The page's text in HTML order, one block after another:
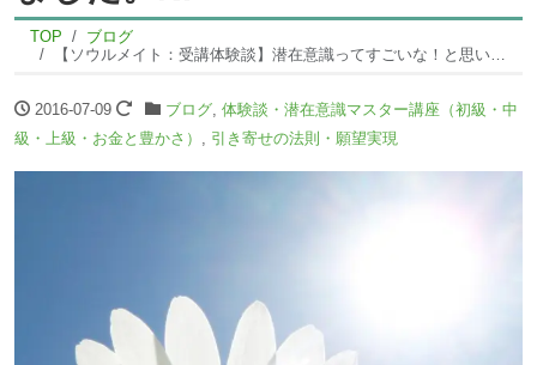
TOP
ブログ
【ソウルメイト：受講体験談】潜在意識ってすごいな！と思いました。NI
2016-07-09 ブログ, 体験談・潜在意識マスター講座（初級・中
級・上級・お金と豊かさ）
引き寄せの法則・願望実現